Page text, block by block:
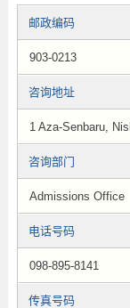
邮政编码
903-0213
咨询地址
1 Aza-Senbaru,
咨询部门
Admissions Office
电话号码
098-895-8141
传真号码